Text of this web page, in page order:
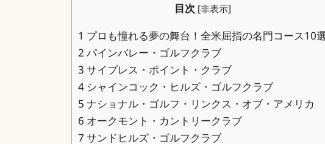
目次[非表示]
1 プロも憧れる夢の舞台！全米屈指の名門コース10
2パインバレー・ゴルフクラブ
3サイプレス・ポイント・クラブ
4シャインコック・ヒルズ・ゴルフクラブ
5ナショナル・ゴルフ・リンクス・オブ・アメリカ
6オークモント・カントリークラブ